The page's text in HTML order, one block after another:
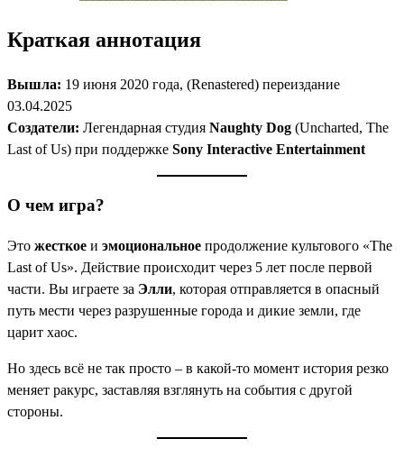
Краткая аннотация
Вышла: 19 июня 2020 года, (Renastered) переиздание
03.04.2025
Создатели: Легендарная студия Naughty Dog (Uncharted, The
Last of Us) при поддержке Sony Interactive Entertainment
О чем игра?
Это жесткое и эмоциональное продолжение культового «The
Last of Us». Действие происходит через 5 лет после первой
части. Вы играете за Элли, которая отправляется в опасный
путь мести через разрушенные города и дикие земли, где
царит хаос.
Но здесь всё не так просто – в какой-то момент история резко
меняет ракурс, заставляя взглянуть на события с другой
стороны.